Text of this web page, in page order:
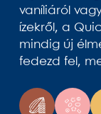
vaníliáról
ízekről, a
mindig új
fedezd fel,